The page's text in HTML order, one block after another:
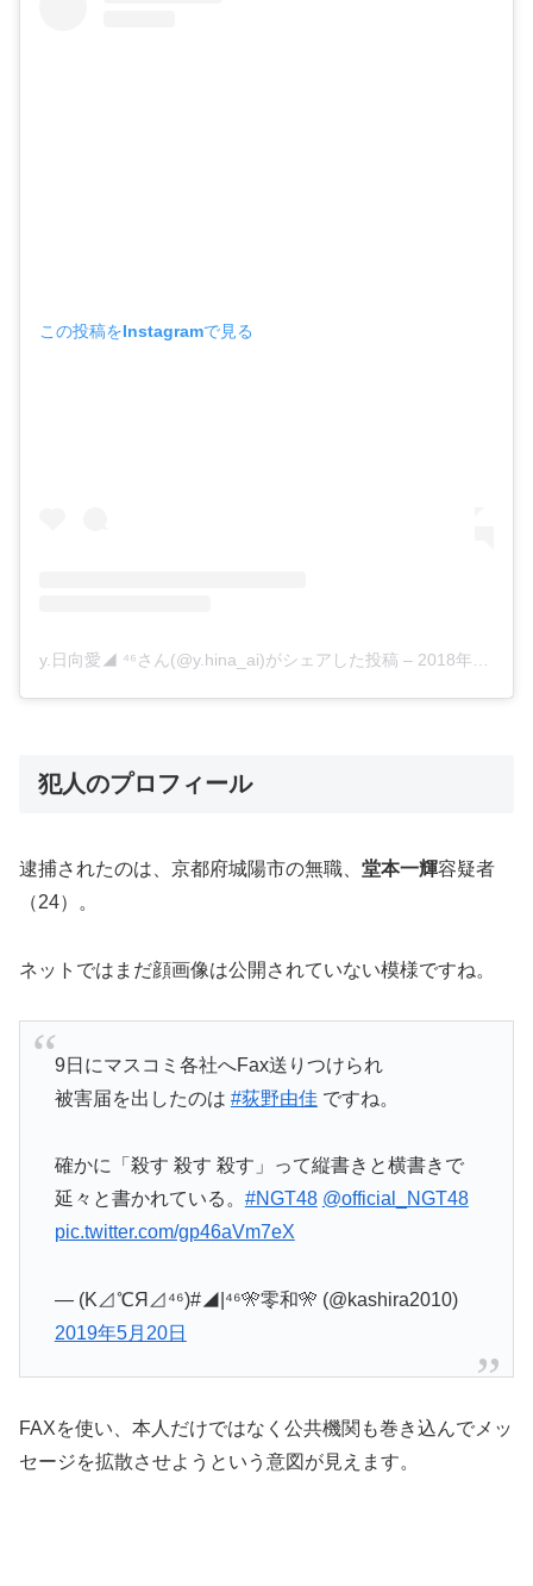
この投稿をInstagramで見る
y.日向愛◢ ⁴⁶さん(@y.hina_ai)がシェアした投稿 – 2018年12月月12日午前4時03分PST
犯人のプロフィール
逮捕されたのは、京都府城陽市の無職、 堂本一輝容疑者
（24）。
ネットではまだ顔画像は公開されていない模様ですね。
9日にマスコミ各社へFax送りつけられ
被害届を出したのは #荻野由佳ですね。
確かに「殺す 殺す 殺す」って縦書きと横書きで
延々と書かれている。 #NGT48 @official_NGT48
pic.twitter.com/gp46aVm7eX
— (K⊿℃Я⊿⁴⁶)#◢|⁴⁶🎌零和🎌 (@kashira2010)
2019年5月20日
FAXを使い、本人だけではなく公共機関も巻き込んでメッ
セージを拡散させようという意図が見えます。